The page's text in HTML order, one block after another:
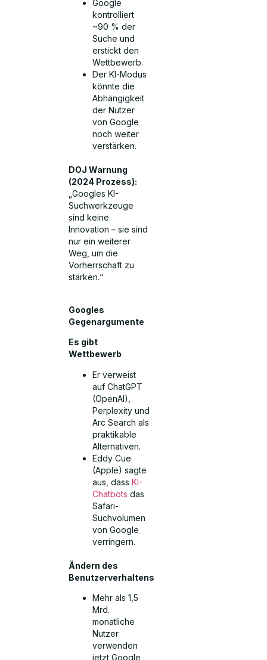
Google
kontrolliert
~90 % der
Suche und
erstickt den
Wettbewerb.
Der KI-Modus
könnte die
Abhängigkeit
der Nutzer
von Google
noch weiter
verstärken.
DOJ Warnung
(2024 Prozess):
„Googles KI-
Suchwerkzeuge
sind keine
Innovation – sie sind
nur ein weiterer
Weg, um die
Vorherrschaft zu
stärken.“
Googles
Gegenargumente
Es gibt
Wettbewerb
Er verweist
auf ChatGPT
(OpenAI),
Perplexity und
Arc Search als
praktikable
Alternativen.
Eddy Cue
(Apple) sagte
aus, dassKI-
Chatbots das
Safari-
Suchvolumen
von Google
verringern.
Ändern des
Benutzerverhaltens
Mehr als 1,5
Mrd.
monatliche
Nutzer
verwenden
jetzt Google